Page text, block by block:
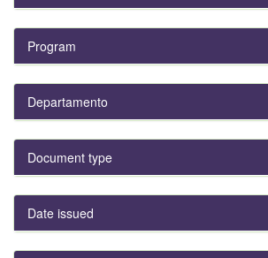
Program
Departamento
Document type
Date issued